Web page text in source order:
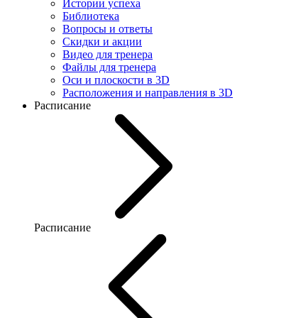
Истории успеха
Библиотека
Вопросы и ответы
Скидки и акции
Видео для тренера
Файлы для тренера
Оси и плоскости в 3D
Расположения и направления в 3D
Расписание
Расписание